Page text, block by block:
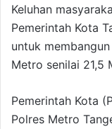
Keluhan
Pemerintah Kota
untuk
Metro senilai 21,5
Pemerintah Kota
Polres Metro